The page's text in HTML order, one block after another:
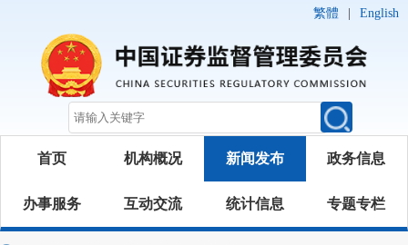
繁體 English
首页 机构概况 新闻发布 政务信息
办事服务 互动交流 统计信息 专题专栏